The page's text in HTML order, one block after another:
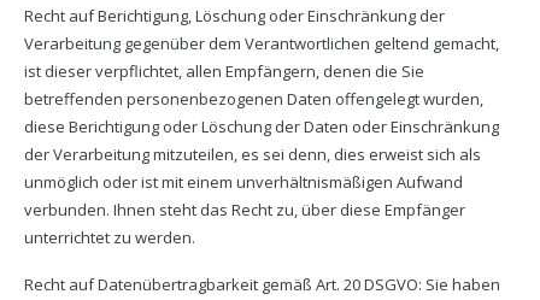
Recht auf Berichtigung, Löschung oder Einschränkung der
Verarbeitung gegenüber dem Verantwortlichen geltend gemacht,
ist dieser verpflichtet, allen Empfängern, denen die Sie
betreffenden personenbezogenen Daten offengelegt wurden,
diese Berichtigung oder Löschung der Daten oder Einschränkung
der Verarbeitung mitzuteilen, es sei denn, dies erweist sich als
unmöglich oder ist mit einem unverhältnismäßigen Aufwand
verbunden. Ihnen steht das Recht zu, über diese Empfänger
unterrichtet zu werden.
Recht auf Datenübertragbarkeit gemäß Art. 20 DSGVO: Sie haben